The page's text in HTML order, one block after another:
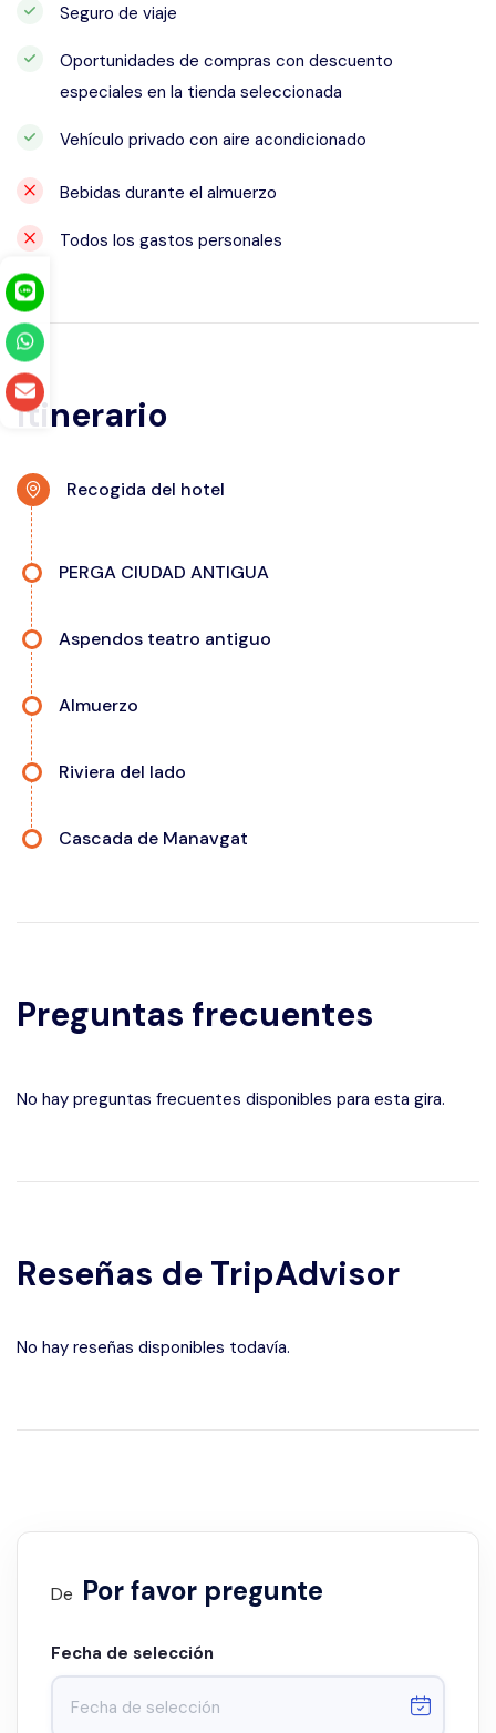
Seguro de viaje
Oportunidades de compras con descuento
especiales en la tienda seleccionada
Vehículo privado con aire acondicionado
Bebidas durante el almuerzo
Todos los gastos personales
Itinerario
Recogida del hotel
PERGA CIUDAD ANTIGUA
Aspendos teatro antiguo
Almuerzo
Riviera del lado
Cascada de Manavgat
Preguntas frecuentes
No hay preguntas frecuentes disponibles para esta gira.
Reseñas de TripAdvisor
No hay reseñas disponibles todavía.
De Por favor pregunte
Fecha de selección